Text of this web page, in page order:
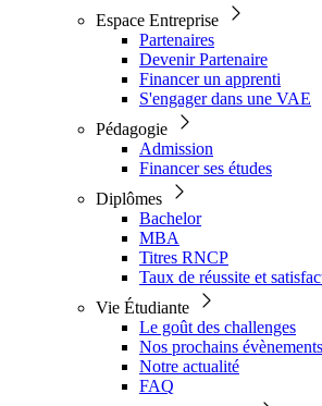
Espace Entreprise
Partenaires
Devenir Partenaire
Financer un apprenti
S'engager dans une VAE
Pédagogie
Admission
Financer ses études
Diplômes
Bachelor
MBA
Titres RNCP
Taux de réussite et
Vie Étudiante
Le goût des challenges
Nos prochains évènements
Notre actualité
FAQ